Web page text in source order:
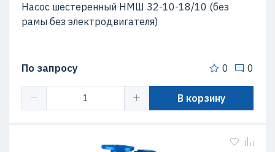
Насос шестеренный НМШ 32-10-18/10 (без
рамы без электродвигателя)
По запросу 0 0
В корзину